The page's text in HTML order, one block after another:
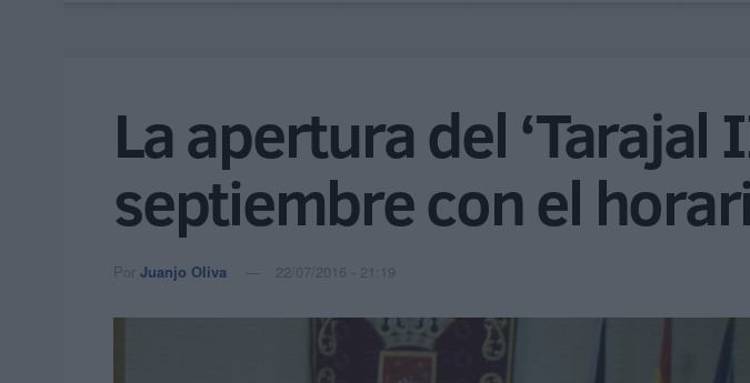
La apertura del ‘Tarajal
septiembre con el
Por Juanjo Oliva 22/07/2016 - 21:19